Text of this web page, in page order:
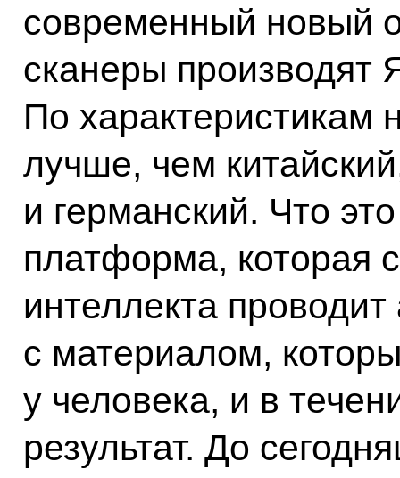
современный новый
сканеры производят
По характеристикам
лучше, чем
и германский. Что
платформа, которая
интеллекта проводит
с материалом,
у человека, и в
результат. До